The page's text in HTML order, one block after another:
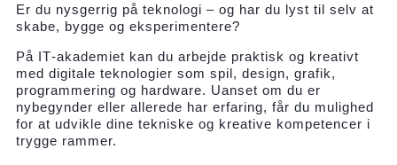
Er du nysgerrig på teknologi – og har du lyst til selv at
skabe, bygge og eksperimentere?
På IT‑akademiet kan du arbejde praktisk og kreativt
med digitale teknologier som spil, design, grafik,
programmering og hardware. Uanset om du er
nybegynder eller allerede har erfaring, får du mulighed
for at udvikle dine tekniske og kreative kompetencer i
trygge rammer.